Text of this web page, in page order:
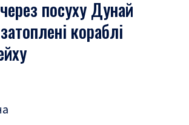
посуху Дунай
кораблі